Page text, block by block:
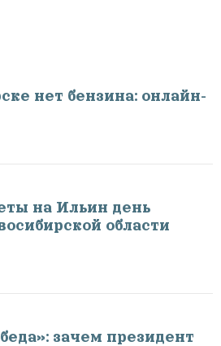
нет бензина: онлайн-
на Ильин день
области
зачем президент